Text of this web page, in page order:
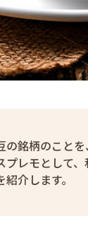
銘柄のこと
レモとして
介します。